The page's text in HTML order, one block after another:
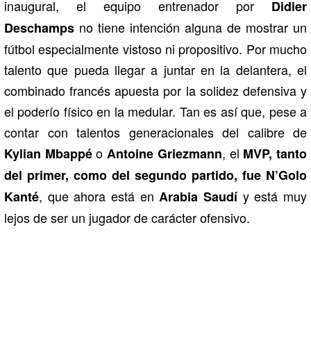
inaugural, el equipo entrenador por Didier
Deschamps no tiene intención alguna de mostrar un
fútbol especialmente vistoso ni propositivo. Por mucho
talento que pueda llegar a juntar en la delantera, el
combinado francés apuesta por la solidez defensiva y
el poderío físico en la medular. Tan es así que, pese a
contar con talentos generacionales del calibre de
Kylian Mbappéo Antoine Griezmann, el MVP, tanto
del primer, como del segundo partido, fue N’Golo
Kanté, que ahora está en Arabia Saudí y está muy
lejos de ser un jugador de carácter ofensivo.